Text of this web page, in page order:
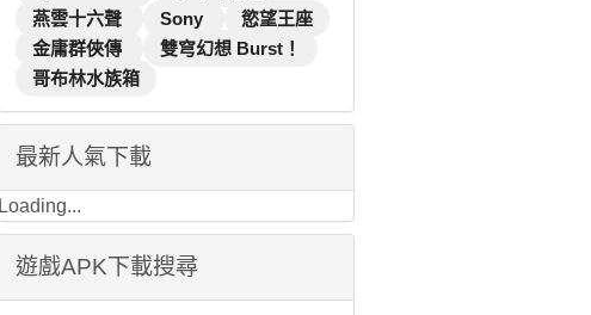
燕雲十六聲
Sony
慾望王座
金庸群俠傳
雙穹幻想 Burst！
哥布林水族箱
最新人氣下載
Loading...
遊戲APK下載搜尋